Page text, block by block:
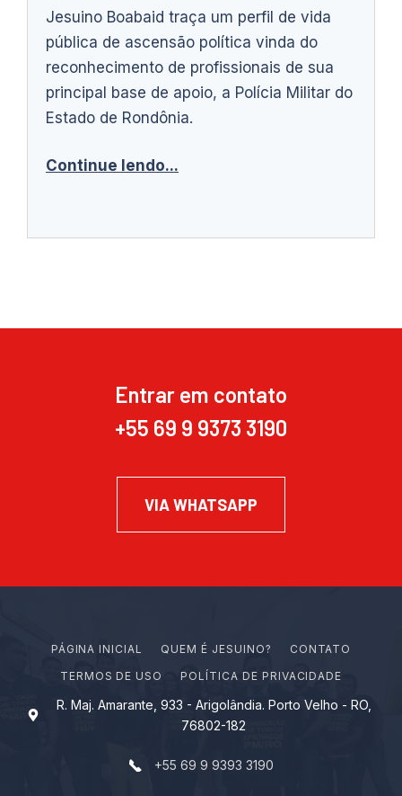
Jesuino Boabaid traça um perfil de vida
pública de ascensão política vinda do
reconhecimento de profissionais de sua
principal base de apoio, a Polícia Militar do
Estado de Rondônia.
Continue lendo...
Entrar em contato
+55 69 9 9373 3190
VIA WHATSAPP
PÁGINA INICIAL Q U EM É J ES U I N O?
CONTATO
TERMOS DE USO
POLÍTICA DE PRIVACIDADE
R. Maj. Amarante, 933 - Arigolândia. Porto Velho - RO,
76802-182
+55 69 9 9393 3190